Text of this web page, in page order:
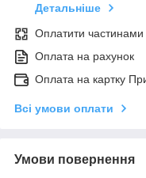
Детальніше
Оплатити частинами
Оплата на рахунок
Оплата на картку
Всі умови оплати
Умови повернення